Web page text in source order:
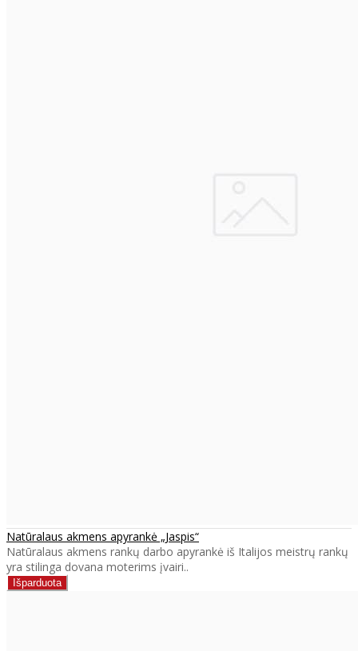
Natūralaus akmens apyrankė „Jaspis“
Natūralaus akmens rankų darbo apyrankė iš Italijos meistrų rankų
yra stilinga dovana moterims įvairi..